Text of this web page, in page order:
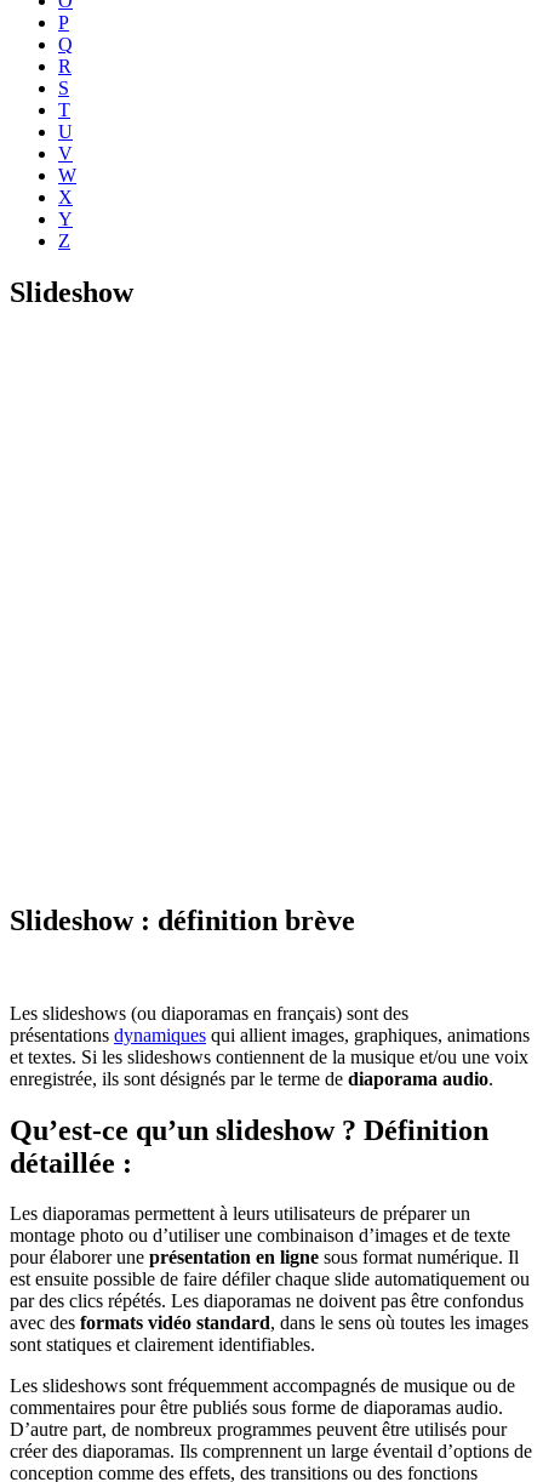
P
Q
R
S
T
U
V
W
X
Y
Z
Slideshow
Slideshow : définition brève
Les slideshows (ou diaporamas en français) sont des
présentations dynamiques qui allient images, graphiques, animations
et textes. Si les slideshows contiennent de la musique et/ou une voix
enregistrée, ils sont désignés par le terme de diaporama audio.
Qu’est-ce qu’un slideshow ? Définition
détaillée :
Les diaporamas permettent à leurs utilisateurs de préparer un
montage photo ou d’utiliser une combinaison d’images et de texte
pour élaborer une présentation en ligne sous format numérique. Il
est ensuite possible de faire défiler chaque slide automatiquement ou
par des clics répétés. Les diaporamas ne doivent pas être confondus
avec des formats vidéo standard, dans le sens où toutes les images
sont statiques et clairement identifiables.
Les slideshows sont fréquemment accompagnés de musique ou de
commentaires pour être publiés sous forme de diaporamas audio.
D’autre part, de nombreux programmes peuvent être utilisés pour
créer des diaporamas. Ils comprennent un large éventail d’options de
conception comme des effets, des transitions ou des fonctions